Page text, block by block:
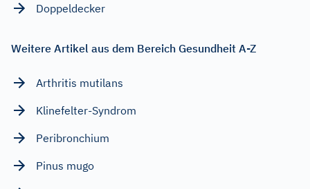
Doppeldecker
Weitere Artikel aus dem Bereich Gesundheit A-Z
Arthritis mutilans
Klinefelter-Syndrom
Peribronchium
Pinus mugo